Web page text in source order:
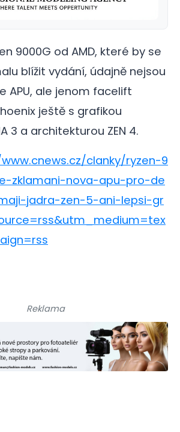
9000G od AMD, které by se
blížit vydání, údajně nejsou
APU, ale jenom facelift
ještě s grafikou
3 a architekturou ZEN 4.
clanky/ryzen-9
zklamani-nova-apu-pro-de
jadra-zen-5-ani-lepsi-gr
Reklama